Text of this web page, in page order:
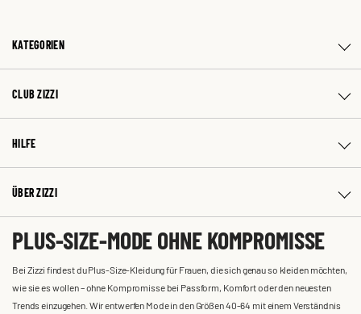
KATEGORIEN
CLUB ZIZZI
HILFE
ÜBER ZIZZI
PLUS-SIZE-MODE OHNE KOMPROMISSE
Bei Zizzi findest du Plus-Size-Kleidung für Frauen, die sich genau so kleiden möchten,
wie sie es wollen – ohne Kompromisse bei Passform, Komfort oder den neuesten
Trends einzugehen. Wir entwerfen Mode in den Größen 40-64 mit einem Verständnis